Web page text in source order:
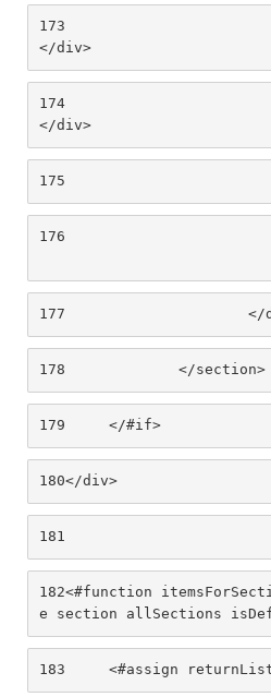
173
</div>
174
</div>
175
176
177
178
179
	</#if>
180</div>
181
182<#function
e section allSections
183
<#assign